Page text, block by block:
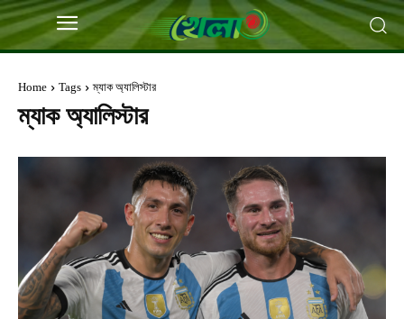
Home Tags ম্যাক অ্যালিস্টার
ম্যাক অ্যালিস্টার